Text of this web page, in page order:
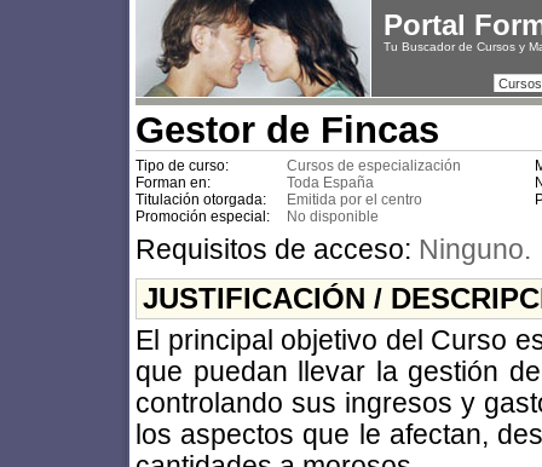
Portal
Tu Buscador de Cursos y
Gestor de Fincas
Tipo de curso: Cursos de especialización
Forman en:
Toda España
Titulación otorgada:
Emitida por el centro
Promoción especial:
No disponible
Requisitos de acceso: Ninguno.
JUSTIFICACIÓN /
El principal objetivo del Curso
que puedan llevar la gestión
controlando sus ingresos y
los aspectos que le afectan,